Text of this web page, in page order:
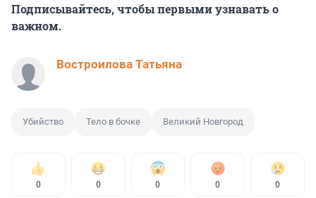
Подписывайтесь, чтобы первыми узнавать о
важном.
Востроилова Татьяна
Убийство Тело в бочке Великий Новгород
0 0 0 0 0